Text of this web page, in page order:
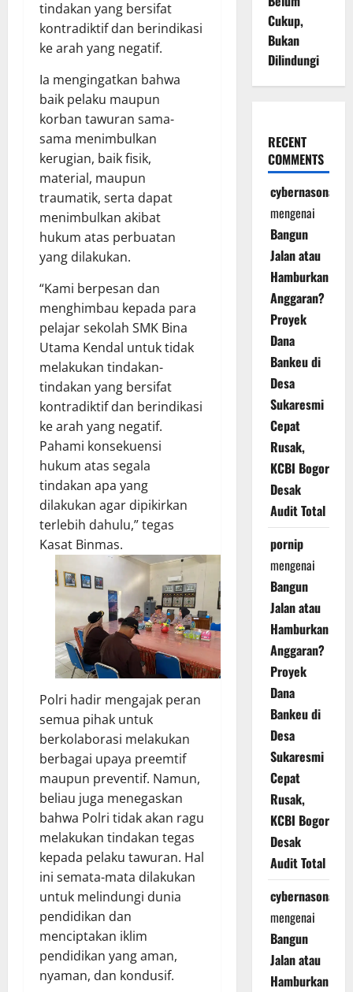
tindakan yang bersifat
kontradiktif dan berindikasi
ke arah yang negatif.
Ia mengingatkan bahwa
baik pelaku maupun
korban tawuran sama-
sama menimbulkan
kerugian, baik fisik,
material, maupun
traumatik, serta dapat
menimbulkan akibat
hukum atas perbuatan
yang dilakukan.
“Kami berpesan dan
menghimbau kepada para
pelajar sekolah SMK Bina
Utama Kendal untuk tidak
melakukan tindakan-
tindakan yang bersifat
kontradiktif dan berindikasi
ke arah yang negatif.
Pahami konsekuensi
hukum atas segala
tindakan apa yang
dilakukan agar dipikirkan
terlebih dahulu,” tegas
Kasat Binmas.
Polri hadir mengajak peran
semua pihak untuk
berkolaborasi melakukan
berbagai upaya preemtif
maupun preventif. Namun,
beliau juga menegaskan
bahwa Polri tidak akan ragu
melakukan tindakan tegas
kepada pelaku tawuran. Hal
ini semata-mata dilakukan
untuk melindungi dunia
pendidikan dan
menciptakan iklim
pendidikan yang aman,
nyaman, dan kondusif.
Cukup,
Bukan
Dilindungi
RECENT
COMMENTS
cybernasonal
mengenai
Bangun
Jalan atau
Hamburkan
Anggaran?
Proyek
Dana
Bankeu di
Desa
Sukaresmi
Cepat
Rusak,
KCBI Bogor
Desak
Audit Total
pornip
mengenai
Bangun
Jalan atau
Hamburkan
Anggaran?
Proyek
Dana
Bankeu di
Desa
Sukaresmi
Cepat
Rusak,
KCBI Bogor
Desak
Audit Total
cybernasonal
mengenai
Bangun
Jalan atau
Hamburkan